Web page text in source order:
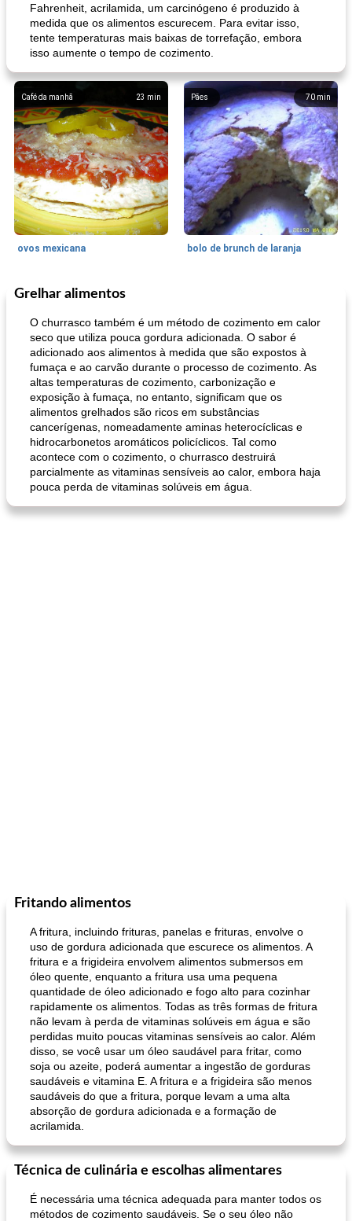
Fahrenheit, acrilamida, um carcinógeno é produzido à
medida que os alimentos escurecem. Para evitar isso,
tente temperaturas mais baixas de torrefação, embora
isso aumente o tempo de cozimento.
23 min
Café da manhã
ovos mexicana
70 min
Pães
bolo de brunch de laranja
Pães De Fermento
pão plano (out)
Grelhar alimentos
O churrasco também é um método de cozimento em calor
seco que utiliza pouca gordura adicionada. O sabor é
adicionado aos alimentos à medida que são expostos à
fumaça e ao carvão durante o processo de cozimento. As
altas temperaturas de cozimento, carbonização e
exposição à fumaça, no entanto, significam que os
alimentos grelhados são ricos em substâncias
cancerígenas, nomeadamente aminas heterocíclicas e
hidrocarbonetos aromáticos policíclicos. Tal como
acontece com o cozimento, o churrasco destruirá
parcialmente as vitaminas sensíveis ao calor, embora haja
pouca perda de vitaminas solúveis em água.
Fritando alimentos
A fritura, incluindo frituras, panelas e frituras, envolve o
uso de gordura adicionada que escurece os alimentos. A
fritura e a frigideira envolvem alimentos submersos em
óleo quente, enquanto a fritura usa uma pequena
quantidade de óleo adicionado e fogo alto para cozinhar
rapidamente os alimentos. Todas as três formas de fritura
não levam à perda de vitaminas solúveis em água e são
perdidas muito poucas vitaminas sensíveis ao calor. Além
disso, se você usar um óleo saudável para fritar, como
soja ou azeite, poderá aumentar a ingestão de gorduras
saudáveis ​​e vitamina E. A fritura e a frigideira são menos
saudáveis ​​do que a fritura, porque levam a uma alta
absorção de gordura adicionada e a formação de
acrilamida.
Técnica de culinária e escolhas alimentares
É necessária uma técnica adequada para manter todos os
métodos de cozimento saudáveis. Se o seu óleo não